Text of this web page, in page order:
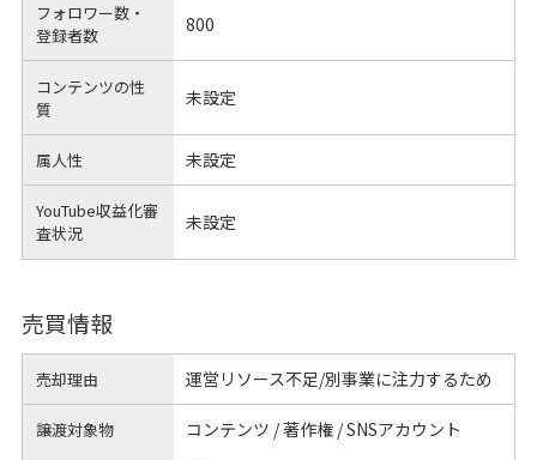
フォロワー数・
登録者数
800
コンテンツの性
質
未設定
属人性 未設定
YouTube収益化審
査状況
未設定
売買情報
売却理由 運営リソース不足/別事業に注力するため
譲渡対象物 コンテンツ / 著作権 / SNSアカウント